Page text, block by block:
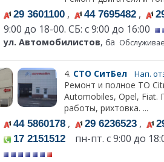
29 3601100 , 44 7695482 ,
9:00 до 18-00. СБ: с 9:00 до 16:00
ул. Автомобилистов, 6а
4. СТО СитБел Нап.
Ремонт и полное ТО
Automobiles, Opel, Fiat.
работы, рихтовка. ...
44 5860178 , 29 6236523 ,
17 2151512 пн-пт. с 9:00 до